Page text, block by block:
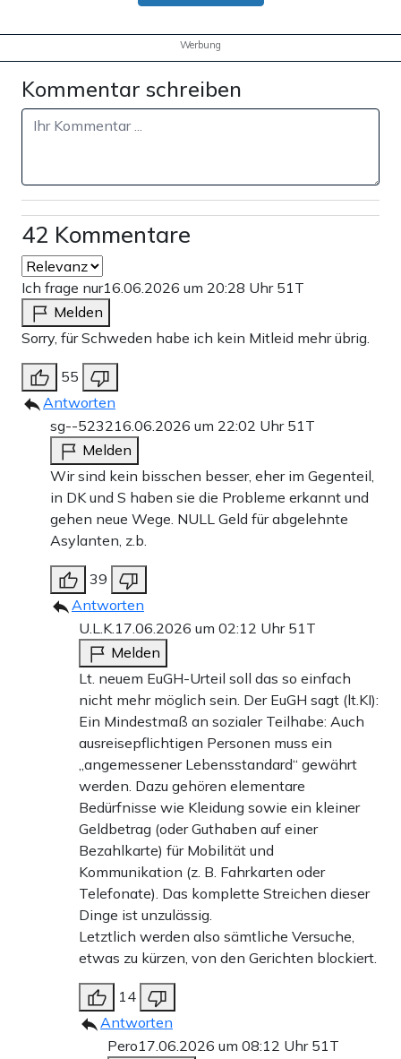
Werbung
Kommentar schreiben
42 Kommentare
Ich frage nur16.06.2026 um 20:28 Uhr 51T
Melden
Sorry, für Schweden habe ich kein Mitleid mehr übrig.
55
Antworten
sg--5232 16.06.2026 um 22:02 Uhr 51T
Melden
Wir sind kein bisschen besser, eher im Gegenteil,
in DK und S haben sie die Probleme erkannt und
gehen neue Wege. NULL Geld für abgelehnte
Asylanten, z.b.
39
Antworten
U.L.K. 17.06.2026 um 02:12 Uhr 51T
Melden
Lt. neuem EuGH-Urteil soll das so einfach
nicht mehr möglich sein. Der EuGH sagt (lt.KI):
Ein Mindestmaß an sozialer Teilhabe: Auch
ausreisepflichtigen Personen muss ein
„angemessener Lebensstandard“ gewährt
werden. Dazu gehören elementare
Bedürfnisse wie Kleidung sowie ein kleiner
Geldbetrag (oder Guthaben auf einer
Bezahlkarte) für Mobilität und
Kommunikation (z. B. Fahrkarten oder
Telefonate). Das komplette Streichen dieser
Dinge ist unzulässig.
Letztlich werden also sämtliche Versuche,
etwas zu kürzen, von den Gerichten blockiert.
14
Antworten
Pero17.06.2026 um 08:12 Uhr 51T